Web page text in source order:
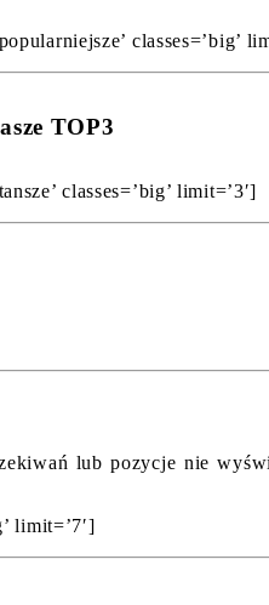
classes=’big’
TOP3
classes=’big’ limit=’3′]
lub pozycje nie
limit=’7′]